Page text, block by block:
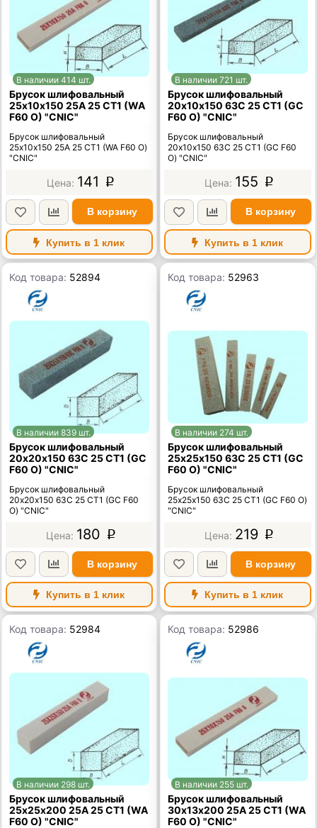
В наличии 414 шт.
Брусок шлифовальный
25х10х150 25А 25 СТ1 (WA
F60 O) "CNIC"
Брусок шлифовальный
25х10х150 25А 25 СТ1 (WA F60 O)
"CNIC"
141 p
В корзину
Купить в 1 клик
В наличии 721 шт.
Брусок шлифовальный
20х10х150 63C 25 СТ1 (GC
F60 O) "CNIC"
Брусок шлифовальный
20х10х150 63C 25 СТ1 (GC F60
O) "CNIC"
155 p
В корзину
Купить в 1 клик
Код товара: 52894
В наличии 839 шт.
Брусок шлифовальный
20х20х150 63C 25 СТ1 (GC
F60 O) "CNIC"
Брусок шлифовальный
20х20х150 63C 25 СТ1 (GC F60
O) "CNIC"
180 p
В корзину
Купить в 1 клик
Код товара: 52963
В наличии 274 шт.
Брусок шлифовальный
25х25х150 63C 25 СТ1 (GC
F60 O) "CNIC"
Брусок шлифовальный
25х25х150 63C 25 СТ1 (GC F60 O)
"CNIC"
219 p
В корзину
Купить в 1 клик
Код товара: 52984
В наличии 298 шт.
Брусок шлифовальный
25х25х200 25А 25 СТ1 (WA
F60 O) "CNIC"
Код товара: 52986
В наличии 255 шт.
Брусок шлифовальный
30х13х200 25А 25 СТ1 (WA
F60 O) "CNIC"